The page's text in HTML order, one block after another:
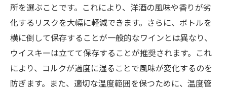
所を選ぶことです。これにより、洋酒の風味や香りが劣
化するリスクを大幅に軽減できます。さらに、ボトルを
横に倒して保存することが一般的なワインとは異なり、
ウイスキーは立てて保存することが推奨されます。これ
により、コルクが過度に湿ることで風味が変化するのを
防ぎます。また、適切な温度範囲を保つために、温度管